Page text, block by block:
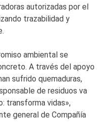
autorizadas por el
trazabilidad y
ambiental se
A través del apoyo
sufrido quemaduras,
de residuos va
transforma vidas»,
general de Compañía